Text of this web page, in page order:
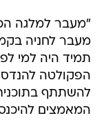
"מעבר למלגה
מעבר לחניה
תמיד היה למי
הפקולטה
להשתתף
המאמצים